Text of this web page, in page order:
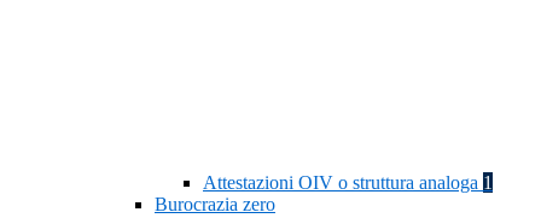
Attestazioni OIV o struttura analoga 1
Burocrazia zero